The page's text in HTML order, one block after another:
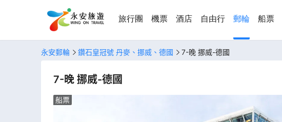
旅行團 機票 酒店 自由行 郵輪 船票
永安郵輪 鑽石皇冠號 丹麥、挪威、德國 7-晚 挪威-德國
7-晚 挪威-德國
船票